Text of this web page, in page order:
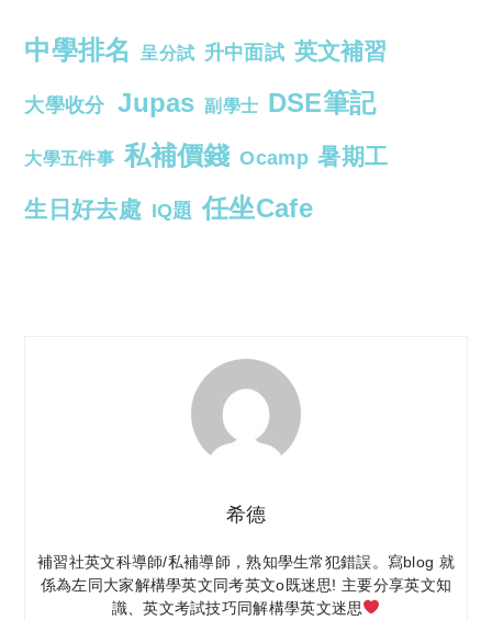
中學排名 呈分試 升中面試 英文補習
大學收分 Jupas 副學士 DSE筆記
大學五件事 私補價錢 Ocamp 暑期工
生日好去處 IQ題 任坐Cafe
希德
補習社英文科導師/私補導師，熟知學生常犯錯誤。寫blog 就
係為左同大家解構學英文同考英文o既迷思! 主要分享英文知
識、英文考試技巧同解構學英文迷思